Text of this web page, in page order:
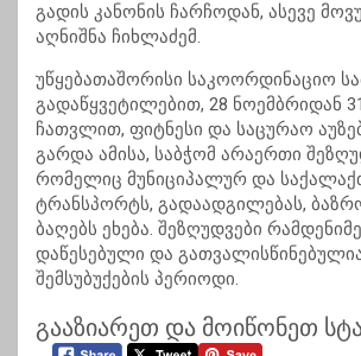
გადის კანონის ჩარჩოდან, ასევე
აღნიშნა ჩიხლაძემ.
უწყებათაშორისი საკოორდინაციო
გადაწყვეტილებით, 28 ნოემბრიდან
ჩათვლით, ფიტნესი და საცურაო
გარდა ამისა, საბჭომ არაერთი
რომელიც მუნიციპალურ და
ტრანსპორტს, გადაადგილებას,
ბაღებს ეხება. შეზღუდვები
დაწესებული და გათვალისწინებულია
შემსუბუქების პერიოდი.
გააზიარეთ და მოიწონეთ